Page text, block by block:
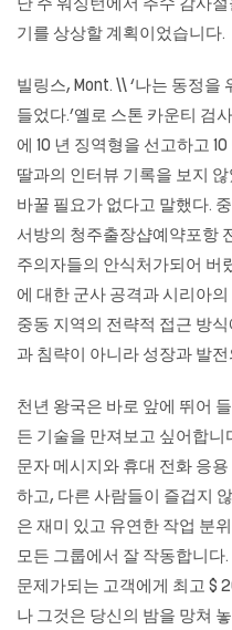
난 주 워싱턴에서 추수 감사
기를 상상할 계획이었습니다.
빌링스, Mont. \\ ‘나는 동정을
들었다.’옐로 스톤 카운티 검
에 10 년 징역형을 선고하고
딸과의 인터뷰 기록을 보지
바꿀 필요가 없다고 말했다.
서방의 청주출장샵예약포항
주의자들의 안식처가되어 버
에 대한 군사 공격과 시리아
중동 지역의 전략적 접근 방
과 침략이 아니라 성장과 발
천년 왕국은 바로 앞에 뛰어
든 기술을 만져보고 싶어합
문자 메시지와 휴대 전화 응
하고, 다른 사람들이 즐겁지
은 재미 있고 유연한 작업 분
모든 그룹에서 잘 작동합니다
문제가되는 고객에게 최고 $
나 그것은 당신의 밤을 망쳐